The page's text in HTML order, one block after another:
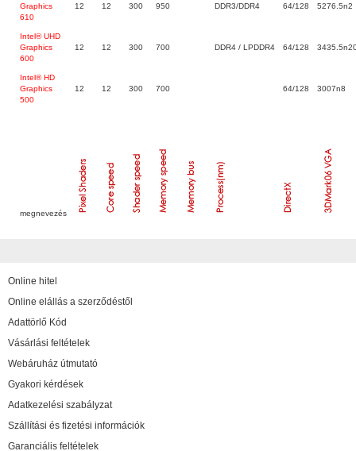
Graphics
610
12 12 300 950 DDR3/DDR4 64/128 5276.5n2
Intel® UHD
Graphics
600
12 12 300 700 DDR4 / LPDDR4 64/128
Intel® HD
Graphics
500
12 12 300 700 64/128 3007n8
megnevezés
Online hitel
Online elállás a szerződéstől
Adattörlő Kód
Vásárlási feltételek
Webáruház útmutató
Gyakori kérdések
Adatkezelési szabályzat
Szállítási és fizetési információk
Garanciális feltételek